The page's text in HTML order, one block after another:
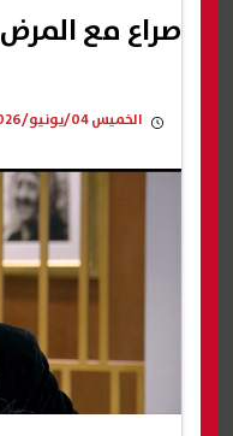
صراع مع المرض
الخميس 04/يونيو/2026 - 12:58 م